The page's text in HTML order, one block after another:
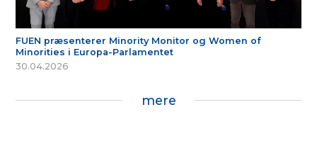
FUEN præsenterer Minority Monitor og Women of
Minorities i Europa-Parlamentet
30.04.2026
mere